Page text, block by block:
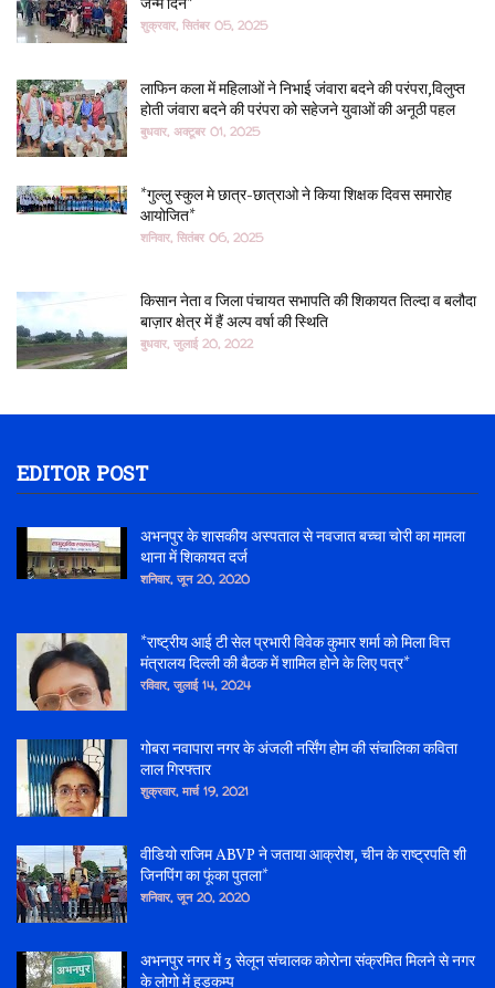
जन्म दिन*
शुक्रवार, सितंबर 05, 2025
लाफिन कला में महिलाओं ने निभाई जंवारा बदने की परंपरा,विलुप्त
होती जंवारा बदने की परंपरा को सहेजने युवाओं की अनूठी पहल
बुधवार, अक्टूबर 01, 2025
*गुल्लु स्कुल मे छात्र-छात्राओ ने किया शिक्षक दिवस समारोह
आयोजित*
शनिवार, सितंबर 06, 2025
किसान नेता व जिला पंचायत सभापति की शिकायत तिल्दा व बलौदा
बाज़ार क्षेत्र में हैं अल्प वर्षा की स्थिति
बुधवार, जुलाई 20, 2022
EDITOR POST
अभनपुर के शासकीय अस्पताल से नवजात बच्चा चोरी का मामला
थाना में शिकायत दर्ज
शनिवार, जून 20, 2020
*राष्ट्रीय आई टी सेल प्रभारी विवेक कुमार शर्मा को मिला वित्त
मंत्रालय दिल्ली की बैठक में शामिल होने के लिए पत्र*
रविवार, जुलाई 14, 2024
गोबरा नवापारा नगर के अंजली नर्सिंग होम की संचालिका कविता
लाल गिरफ्तार
शुक्रवार, मार्च 19, 2021
वीडियो राजिम ABVP ने जताया आक्रोश, चीन के राष्ट्रपति शी
जिनपिंग का फूंका पुतला*
शनिवार, जून 20, 2020
अभनपुर नगर में 3 सेलून संचालक कोरोना संक्रमित मिलने से नगर
के लोगो में हड़कम्प